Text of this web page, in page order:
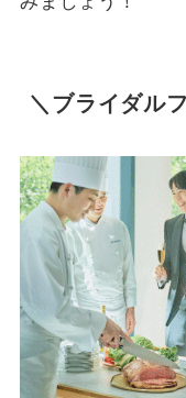
＼ブライダル